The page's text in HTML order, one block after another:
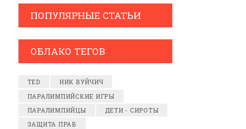
ПОПУЛЯРНЫЕ СТАТЬИ
ОБЛАКО ТЕГОВ
TED
НИК ВУЙЧИЧ
ПАРАЛИМПИЙСКИЕ ИГРЫ
ПАРАЛИМПИЙЦЫ
ДЕТИ - СИРОТЫ
ЗАЩИТА ПРАВ